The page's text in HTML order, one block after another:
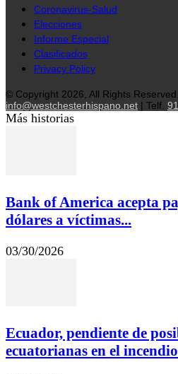
Coronavirus-Salud
Elecciones
Informe Especial
Clasificados
Privacy Policy
© Copyright 2026, All Rights
info@westchesterhispano.net | Telf.
Más historias
Bank of America acepta
dólares a víctimas...
03/30/2026
Ecuador, pendiente de
ecuatorianas en el